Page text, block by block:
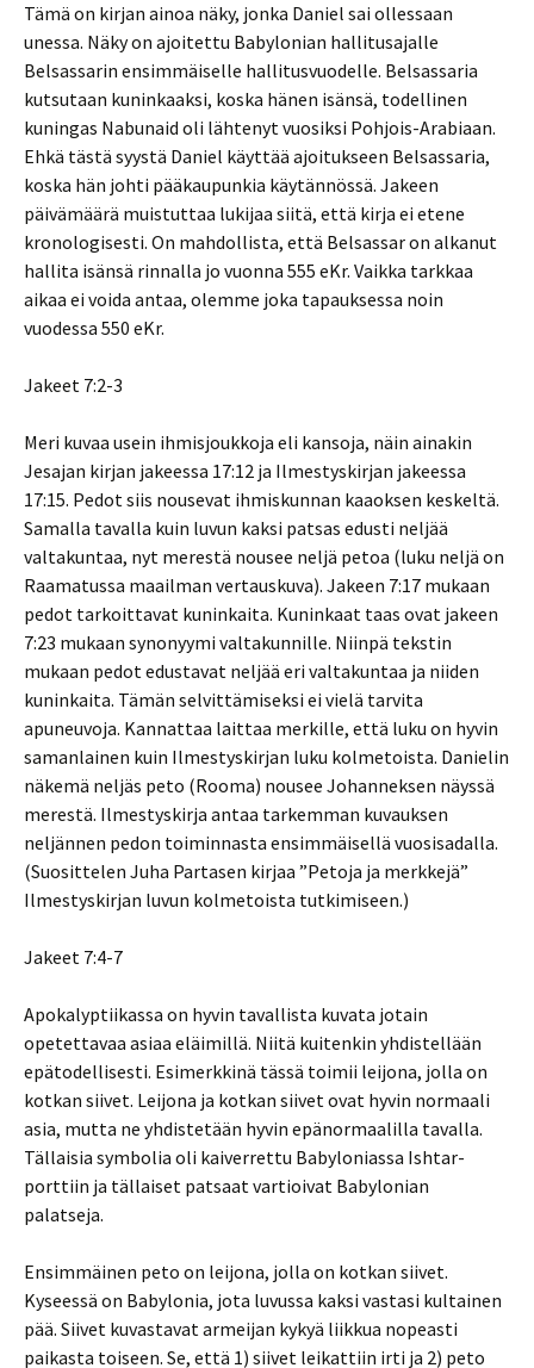
Tämä on kirjan ainoa näky, jonka Daniel sai ollessaan
unessa. Näky on ajoitettu Babylonian hallitusajalle
Belsassarin ensimmäiselle hallitusvuodelle. Belsassaria
kutsutaan kuninkaaksi, koska hänen isänsä, todellinen
kuningas Nabunaid oli lähtenyt vuosiksi Pohjois-Arabiaan.
Ehkä tästä syystä Daniel käyttää ajoitukseen Belsassaria,
koska hän johti pääkaupunkia käytännössä. Jakeen
päivämäärä muistuttaa lukijaa siitä, että kirja ei etene
kronologisesti. On mahdollista, että Belsassar on alkanut
hallita isänsä rinnalla jo vuonna 555 eKr. Vaikka tarkkaa
aikaa ei voida antaa, olemme joka tapauksessa noin
vuodessa 550 eKr.
Jakeet 7:2-3
Meri kuvaa usein ihmisjoukkoja eli kansoja, näin ainakin
Jesajan kirjan jakeessa 17:12 ja Ilmestyskirjan jakeessa
17:15. Pedot siis nousevat ihmiskunnan kaaoksen keskeltä.
Samalla tavalla kuin luvun kaksi patsas edusti neljää
valtakuntaa, nyt merestä nousee neljä petoa (luku neljä on
Raamatussa maailman vertauskuva). Jakeen 7:17 mukaan
pedot tarkoittavat kuninkaita. Kuninkaat taas ovat jakeen
7:23 mukaan synonyymi valtakunnille. Niinpä tekstin
mukaan pedot edustavat neljää eri valtakuntaa ja niiden
kuninkaita. Tämän selvittämiseksi ei vielä tarvita
apuneuvoja. Kannattaa laittaa merkille, että luku on hyvin
samanlainen kuin Ilmestyskirjan luku kolmetoista. Danielin
näkemä neljäs peto (Rooma) nousee Johanneksen näyssä
merestä. Ilmestyskirja antaa tarkemman kuvauksen
neljännen pedon toiminnasta ensimmäisellä vuosisadalla.
(Suosittelen Juha Partasen kirjaa ”Petoja ja merkkejä”
Ilmestyskirjan luvun kolmetoista tutkimiseen.)
Jakeet 7:4-7
Apokalyptiikassa on hyvin tavallista kuvata jotain
opetettavaa asiaa eläimillä. Niitä kuitenkin yhdistellään
epätodellisesti. Esimerkkinä tässä toimii leijona, jolla on
kotkan siivet. Leijona ja kotkan siivet ovat hyvin normaali
asia, mutta ne yhdistetään hyvin epänormaalilla tavalla.
Tällaisia symbolia oli kaiverrettu Babyloniassa Ishtar-
porttiin ja tällaiset patsaat vartioivat Babylonian
palatseja.
Ensimmäinen peto on leijona, jolla on kotkan siivet.
Kyseessä on Babylonia, jota luvussa kaksi vastasi kultainen
pää. Siivet kuvastavat armeijan kykyä liikkua nopeasti
paikasta toiseen. Se, että 1) siivet leikattiin irti ja 2) peto